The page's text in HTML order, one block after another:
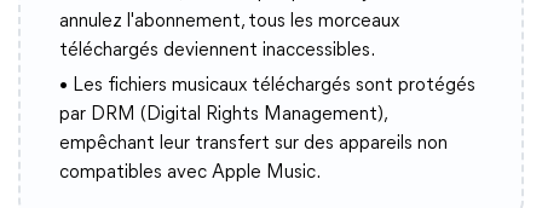
annulez l'abonnement, tous les morceaux
téléchargés deviennent inaccessibles.
• Les fichiers musicaux téléchargés sont protégés
par DRM (Digital Rights Management),
empêchant leur transfert sur des appareils non
compatibles avec Apple Music.